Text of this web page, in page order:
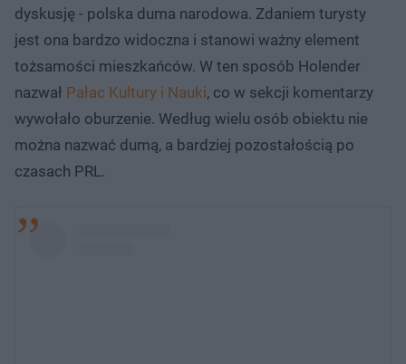
dyskusję - polska duma narodowa. Zdaniem turysty
jest ona bardzo widoczna i stanowi ważny element
tożsamości mieszkańców. W ten sposób Holender
nazwał Pałac Kultury i Nauki, co w sekcji komentarzy
wywołało oburzenie. Według wielu osób obiektu nie
można nazwać dumą, a bardziej pozostałością po
czasach PRL.